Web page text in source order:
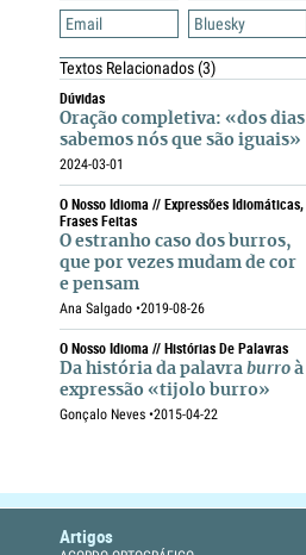
Email
Bluesky
Textos Relacionados(3)
Dúvidas
Oração completiva: «dos dias
sabemos nós que são iguais»
2024-03-01
O Nosso Idioma // Expressões Idiomáticas,
Frases Feitas
O estranho caso dos burros,
que por vezes mudam de cor
e pensam
Ana Salgado •2019-08-26
O Nosso Idioma // Histórias De Palavras
Da história da palavra burro à
expressão «tijolo burro»
Gonçalo Neves •2015-04-22
Artigos